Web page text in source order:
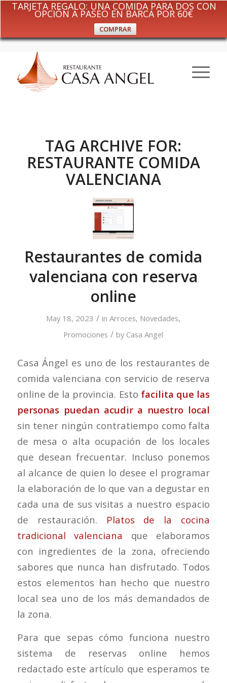
TARJETA REGALO: UNA COMIDA PARA DOS CON
OPCIÓN A PASEO EN BARCA POR 60€
COMPRAR
TAG ARCHIVE FOR:
RESTAURANTE COMIDA
VALENCIANA
Restaurantes de comida
valenciana con reserva
online
May 18, 2023 / inArroces, Novedades,
Promociones / by Casa Angel
Casa Ángel es uno de los restaurantes de
comida valenciana con servicio de reserva
online de la provincia. Esto facilita que las
personas puedan acudir a nuestro local
sin tener ningún contratiempo como falta
de mesa o alta ocupación de los locales
que desean frecuentar. Incluso ponemos
al alcance de quien lo desee el programar
la elaboración de lo que van a degustar en
cada una de sus visitas a nuestro espacio
de restauración. Platos de la cocina
tradicional valenciana que elaboramos
con ingredientes de la zona, ofreciendo
sabores que nunca han disfrutado. Todos
estos elementos han hecho que nuestro
local sea uno de los más demandados de
la zona.
Para que sepas cómo funciona nuestro
sistema de reservas online hemos
redactado este artículo que esperamos te